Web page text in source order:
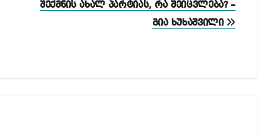
შექმნის ახალ პარტიას, რა შეიცვლება? –
გია ხუხაშვილი